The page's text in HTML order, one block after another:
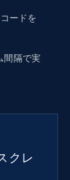
ードを
間隔で実
クレ